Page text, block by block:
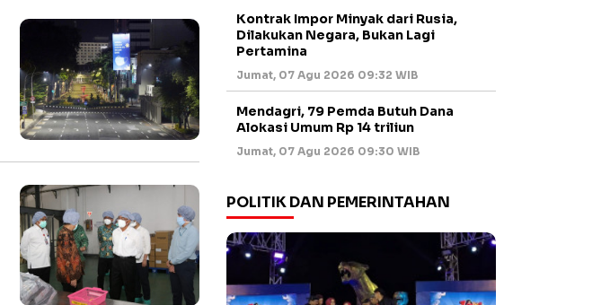
Kontrak Impor Minyak dari Rusia,
Dilakukan Negara, Bukan Lagi
Pertamina
Jumat, 07 Agu 2026 09:32 WIB
Mendagri, 79 Pemda Butuh Dana
Alokasi Umum Rp 14 triliun
Jumat, 07 Agu 2026 09:30 WIB
POLITIK DAN PEMERINTAHAN